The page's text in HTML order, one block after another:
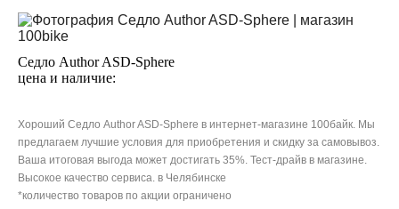
Седло Author ASD-Sphere
цена и наличие:
Хороший Седло Author ASD-Sphere в интернет-магазине 100байк. Мы
предлагаем лучшие условия для приобретения и скидку за самовывоз.
Ваша итоговая выгода может достигать 35%. Тест-драйв в магазине.
Высокое качество сервиса. в Челябинске
*количество товаров по акции ограничено